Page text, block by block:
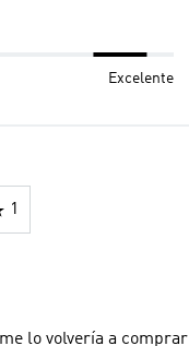
Excelente
1
lo volvería a comprar